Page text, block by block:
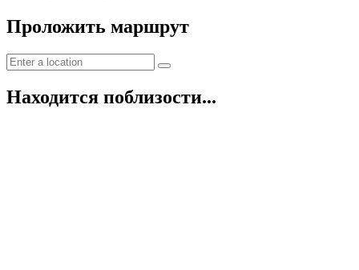
Проложить маршрут
Находится поблизости...